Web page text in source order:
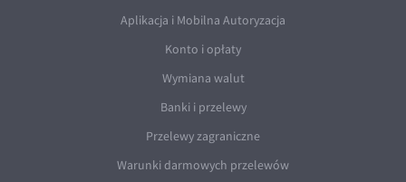
Aplikacja i Mobilna Autoryzacja
Konto i opłaty
Wymiana walut
Banki i przelewy
Przelewy zagraniczne
Warunki darmowych przelewów